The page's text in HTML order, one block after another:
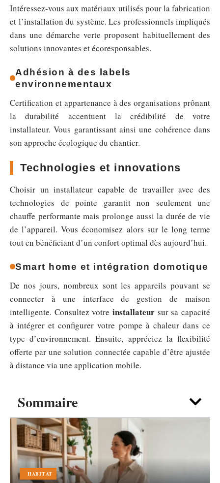
Sommaire
HABITAT
Intéressez-vous aux matériaux utilisés pour la fabrication
et l’installation du système. Les professionnels impliqués
dans une démarche verte proposent habituellement des
solutions innovantes et écoresponsables.
Adhésion à des labels
environnementaux
Certification et appartenance à des organisations prônant
la durabilité accentuent la crédibilité de votre
installateur. Vous garantissant ainsi une cohérence dans
son approche écologique du chantier.
Technologies et innovations
Choisir un installateur capable de travailler avec des
technologies de pointe garantit non seulement une
chauffe performante mais prolonge aussi la durée de vie
de l’appareil. Vous économisez alors sur le long terme
tout en bénéficiant d’un confort optimal dès aujourd’hui.
Smart home et intégration domotique
De nos jours, nombreux sont les appareils pouvant se
connecter à une interface de gestion de maison
intelligente. Consultez votre installateur sur sa capacité
à intégrer et configurer votre pompe à chaleur dans ce
type d’environnement. Ensuite, appréciez la flexibilité
offerte par une solution connectée capable d’être ajustée
à distance via une application mobile.